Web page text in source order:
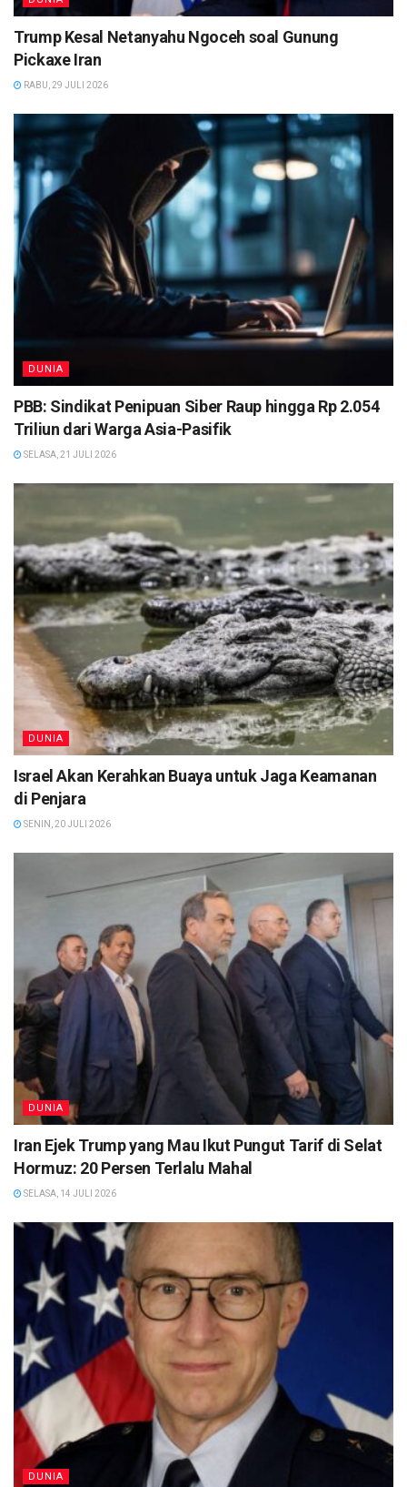
Trump Kesal Netanyahu Ngoceh soal Gunung
Pickaxe Iran
RABU, 29 JULI 2026
DUNIA
PBB: Sindikat Penipuan Siber Raup hingga Rp 2.054
Triliun dari Warga Asia-Pasifik
SELASA, 21 JULI 2026
DUNIA
Israel Akan Kerahkan Buaya untuk Jaga Keamanan
di Penjara
SENIN, 20 JULI 2026
DUNIA
Iran Ejek Trump yang Mau Ikut Pungut Tarif di Selat
Hormuz: 20 Persen Terlalu Mahal
SELASA, 14 JULI 2026
DUNIA